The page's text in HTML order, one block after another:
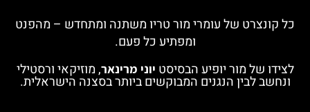
כל קונצרט של עומרי מור טריו משתנה ומתחדש – מהפנט
ומפתיע כל פעם.
לצידו של מור יופיע הבסיסט יוני מרינאר, מוזיקאי ורסטילי
ונחשב לבין הנגנים המבוקשים ביותר בסצנה הישראלית.